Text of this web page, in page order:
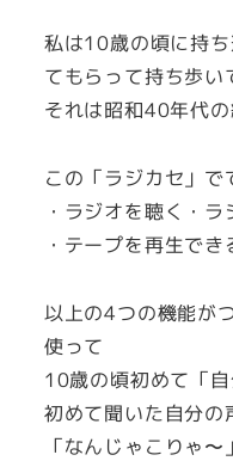
私は10歳の頃に持
てもらって持ち歩い
それは昭和40年代の
この「ラジカセ」で
・ラジオを聴く・
・テープを再生で
以上の4つの機能が
使って
10歳の頃初めて「自
初めて聞いた自分の
「なんじゃこりゃ〜